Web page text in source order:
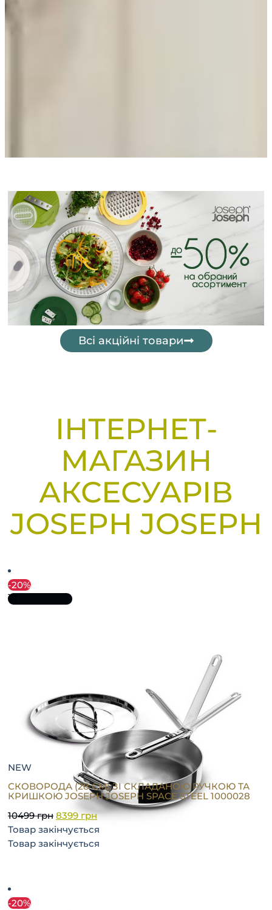
Всі акційні товари
ІНТЕРНЕТ-
МАГАЗИН
АКСЕСУАРІВ
JOSEPH JOSEPH
-20%
До кошика
NEW
СКОВОРОДА (28 СМ) ЗІ СКЛАДАНОЮ РУЧКОЮ ТА
КРИШКОЮ JOSEPH JOSEPH SPACE STEEL 1000028
10499грн 8399 грн
Товар закінчується
Товар закінчується
-20%